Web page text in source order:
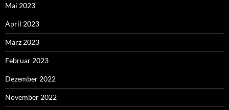
Mai 2023
April 2023
März 2023
Februar 2023
Dezember 2022
November 2022